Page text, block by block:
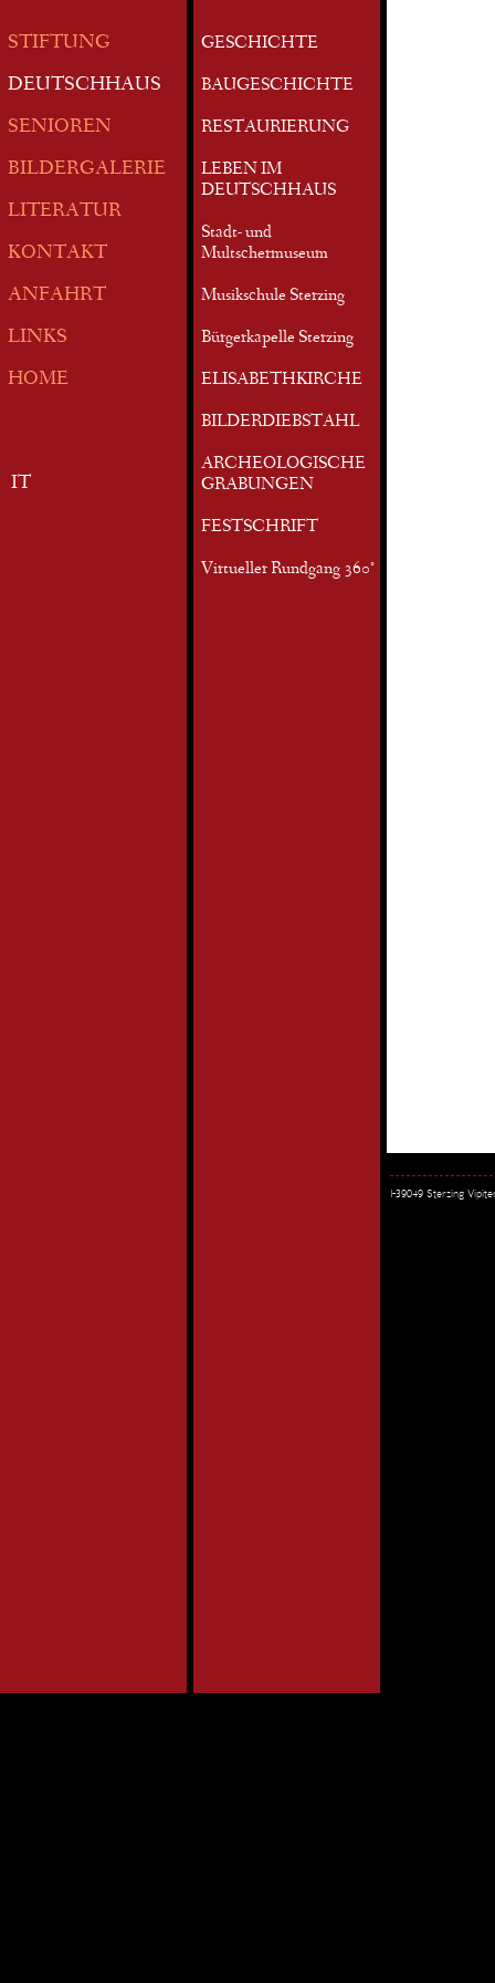
STIFTUNG
DEUTSCHHAUS
SENIOREN
BILDERGALERIE
LITERATUR
KONTAKT
ANFAHRT
LINKS
HOME
IT
GESCHICHTE
BAUGESCHICHTE
RESTAURIERUNG
LEBEN IM
DEUTSCHHAUS
Stadt- und
Multschermuseum
Musikschule Sterzing
Bürgerkapelle Sterzing
ELISABETHKIRCHE
BILDERDIEBSTAHL
ARCHEOLOGISCHE
GRABUNGEN
FESTSCHRIFT
Virtueller Rundgang 360°
I-39049 Sterzing